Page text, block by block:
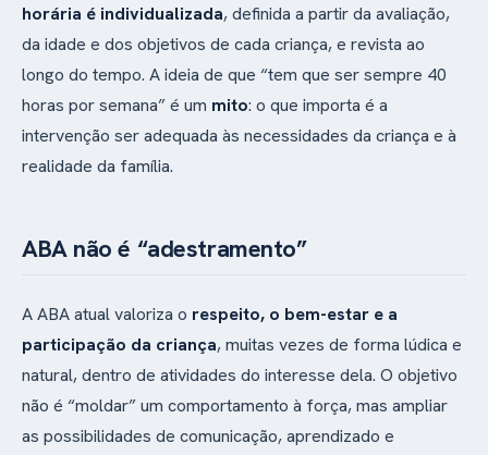
horária é individualizada, definida a partir da avaliação,
da idade e dos objetivos de cada criança, e revista ao
longo do tempo. A ideia de que “tem que ser sempre 40
horas por semana” é um mito: o que importa é a
intervenção ser adequada às necessidades da criança e à
realidade da família.
ABA não é “adestramento”
A ABA atual valoriza o respeito, o bem-estar e a
participação da criança, muitas vezes de forma lúdica e
natural, dentro de atividades do interesse dela. O objetivo
não é “moldar” um comportamento à força, mas ampliar
as possibilidades de comunicação, aprendizado e